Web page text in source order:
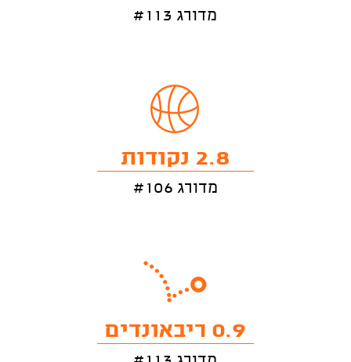
מדורג #113
2.8 נקודות
מדורג #106
0.9 ריבאונדים